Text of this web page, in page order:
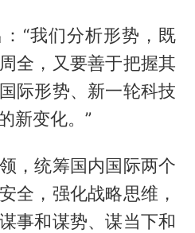
“我们分析形势，既
全，又要善于把握其
际形势、新一轮科技
新变化。”
，统筹国内国际两个
全，强化战略思维，
事和谋势、谋当下和